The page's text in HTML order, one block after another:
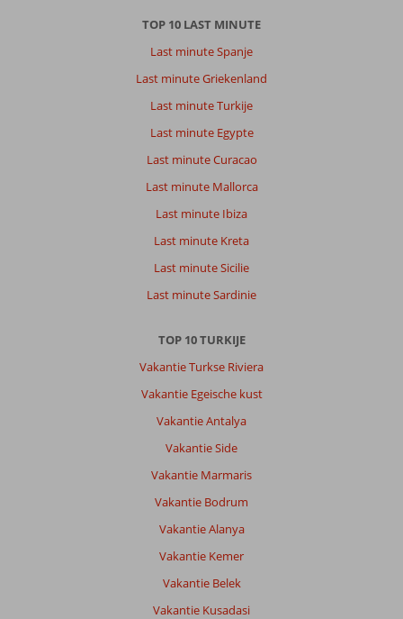
TOP 10 LAST MINUTE
Last minute Spanje
Last minute Griekenland
Last minute Turkije
Last minute Egypte
Last minute Curacao
Last minute Mallorca
Last minute Ibiza
Last minute Kreta
Last minute Sicilie
Last minute Sardinie
TOP 10 TURKIJE
Vakantie Turkse Riviera
Vakantie Egeische kust
Vakantie Antalya
Vakantie Side
Vakantie Marmaris
Vakantie Bodrum
Vakantie Alanya
Vakantie Kemer
Vakantie Belek
Vakantie Kusadasi